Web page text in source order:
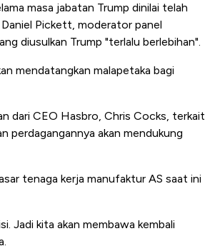
masa jabatan Trump dinilai telah
Daniel Pickett, moderator panel
diusulkan Trump "terlalu berlebihan".
mendatangkan malapetaka bagi
dari CEO Hasbro, Chris Cocks, terkait
perdagangannya akan mendukung
tenaga kerja manufaktur AS saat ini
Jadi kita akan membawa kembali
ke Level Tertinggi 50 Hari!